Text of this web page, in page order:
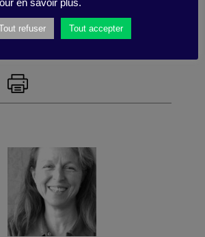
,militant,leadership
en savoir plus.
refuser Tout accepter